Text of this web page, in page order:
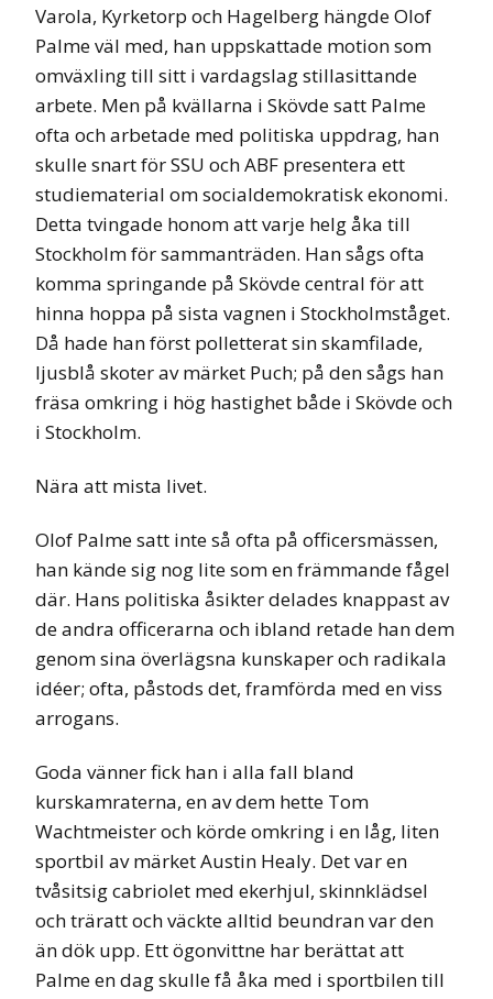
Varola, Kyrketorp och Hagelberg hängde Olof
Palme väl med, han uppskattade motion som
omväxling till sitt i vardagslag stillasittande
arbete. Men på kvällarna i Skövde satt Palme
ofta och arbetade med politiska uppdrag, han
skulle snart för SSU och ABF presentera ett
studiematerial om socialdemokratisk ekonomi.
Detta tvingade honom att varje helg åka till
Stockholm för sammanträden. Han sågs ofta
komma springande på Skövde central för att
hinna hoppa på sista vagnen i Stockholmståget.
Då hade han först polletterat sin skamfilade,
ljusblå skoter av märket Puch; på den sågs han
fräsa omkring i hög hastighet både i Skövde och
i Stockholm.
Nära att mista livet.
Olof Palme satt inte så ofta på officersmässen,
han kände sig nog lite som en främmande fågel
där. Hans politiska åsikter delades knappast av
de andra officerarna och ibland retade han dem
genom sina överlägsna kunskaper och radikala
idéer; ofta, påstods det, framförda med en viss
arrogans.
Goda vänner fick han i alla fall bland
kurskamraterna, en av dem hette Tom
Wachtmeister och körde omkring i en låg, liten
sportbil av märket Austin Healy. Det var en
tvåsitsig cabriolet med ekerhjul, skinnklädsel
och träratt och väckte alltid beundran var den
än dök upp. Ett ögonvittne har berättat att
Palme en dag skulle få åka med i sportbilen till